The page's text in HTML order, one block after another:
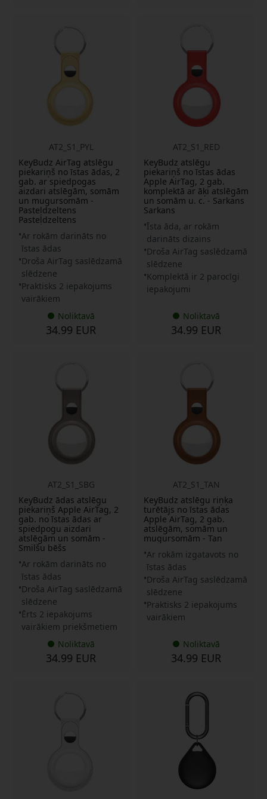
AT2_S1_PYL
KeyBudz AirTag atslēgu
piekariņš no īstas ādas, 2
gab. ar spiedpogas
aizdari atslēgām, somām
un mugursomām -
Pasteļdzeltens
Pasteļdzeltens
Ar rokām darināts no
īstas ādas
Droša AirTag saslēdzamā
slēdzene
Praktisks 2 iepakojums
vairākiem
Noliktavā
34.99 EUR
AT2_S1_RED
KeyBudz atslēgu
piekariņš no īstas ādas
Apple AirTag, 2 gab.
komplektā ar āķi atslēgām
un somām u. c. - Sarkans
Sarkans
Īsta āda, ar rokām
darināts dizains
Droša AirTag saslēdzamā
slēdzene
Komplektā ir 2 parocīgi
iepakojumi
Noliktavā
34.99 EUR
AT2_S1_SBG
KeyBudz ādas atslēgu
piekariņš Apple AirTag, 2
gab. no īstas ādas ar
spiedpogu aizdari
atslēgām un somām -
Smilšu bēšs
Ar rokām darināts no
īstas ādas
Droša AirTag saslēdzamā
slēdzene
Ērts 2 iepakojums
vairākiem priekšmetiem
Noliktavā
34.99 EUR
AT2_S1_TAN
KeyBudz atslēgu riņķa
turētājs no īstas ādas
Apple AirTag, 2 gab.
atslēgām, somām un
mugursomām - Tan
Ar rokām izgatavots no
īstas ādas
Droša AirTag saslēdzamā
slēdzene
Praktisks 2 iepakojums
vairākiem
Noliktavā
34.99 EUR